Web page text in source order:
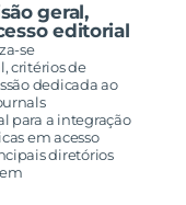
geral,
editorial
se
critérios de
dedicada ao
para a integração
em acesso
diretórios